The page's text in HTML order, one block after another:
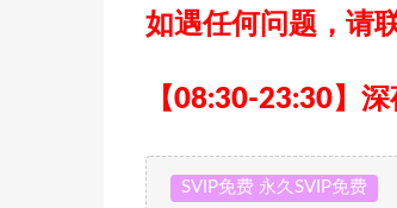
如遇任何问题，请
【08:30-23:30】
SVIP免费 永久SVIP免费